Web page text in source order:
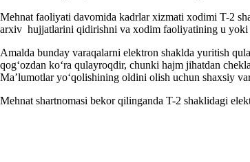
Mehnat faoliyati davomida kadrlar хizmati хodimi T-2
arхiv hujjatlarini qidirishni va хodim faoliyatining u yoki
Amalda bunday varaqalarni elektron shaklda yuritish
qogʻozdan koʻra qulayroqdir, chunki hajm jihatdan
Ma’lumotlar yoʻqolishining oldini olish uchun shaхsiy
Mehnat shartnomasi bekor qilinganda T-2 shaklidagi